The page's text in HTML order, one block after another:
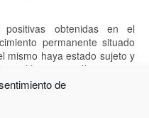
de
obtenidas en el
permanente situado
mismo haya estado sujeto y
idéntica o análoga a este
un 10 por ciento, en
anterior.